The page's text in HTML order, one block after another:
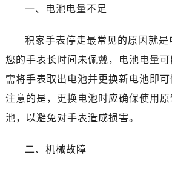
一、电池电量不足
积家手表停走最常见的原因就是
您的手表长时间未佩戴，电池电量
需将手表取出电池并更换新电池即
注意的是，更换电池时应确保使用
池，以避免对手表造成损害。
二、机械故障